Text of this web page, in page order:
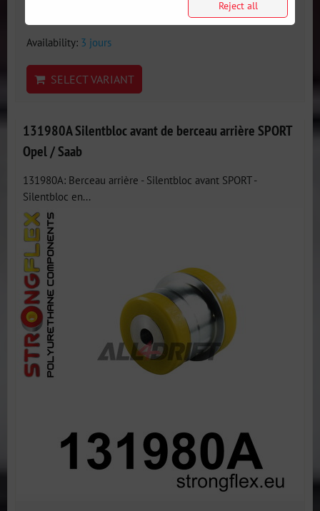
Availability: 3 jours
SELECT VARIANT
131980A Silentbloc avant de berceau arrière SPORT
Opel / Saab
131980A: Berceau arrière - Silentbloc avant SPORT -
Silentbloc en...
Reject all